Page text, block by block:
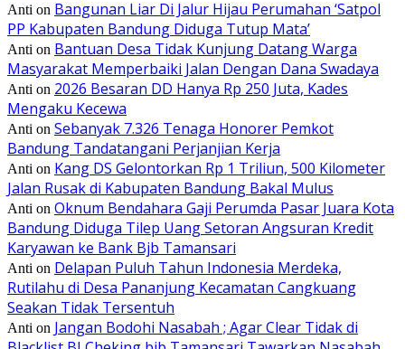
Anti on Bangunan Liar Di Jalur Hijau Perumahan ‘Satpol
PP Kabupaten Bandung Diduga Tutup Mata’
Anti on Bantuan Desa Tidak Kunjung Datang Warga
Masyarakat Memperbaiki Jalan Dengan Dana Swadaya
Anti on 2026 Besaran DD Hanya Rp 250 Juta, Kades
Mengaku Kecewa
Anti on Sebanyak 7.326 Tenaga Honorer Pemkot
Bandung Tandatangani Perjanjian Kerja
Anti on Kang DS Gelontorkan Rp 1 Triliun, 500 Kilometer
Jalan Rusak di Kabupaten Bandung Bakal Mulus
Anti on Oknum Bendahara Gaji Perumda Pasar Juara Kota
Bandung Diduga Tilep Uang Setoran Angsuran Kredit
Karyawan ke Bank Bjb Tamansari
Anti on Delapan Puluh Tahun Indonesia Merdeka,
Rutilahu di Desa Pananjung Kecamatan Cangkuang
Seakan Tidak Tersentuh
Anti on Jangan Bodohi Nasabah ; Agar Clear Tidak di